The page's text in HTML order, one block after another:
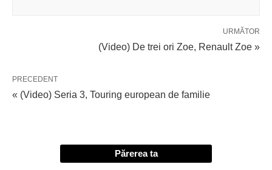
URMĂTOR
(Video) De trei ori Zoe, Renault Zoe »
PRECEDENT
« (Video) Seria 3, Touring european de familie
Părerea ta